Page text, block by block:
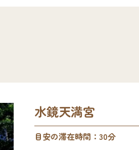
水鏡天満宮
目安の滞在時間：30分